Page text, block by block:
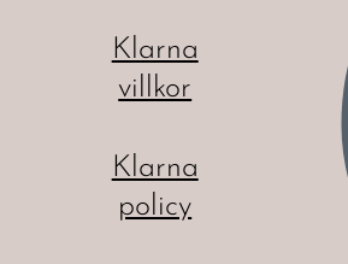
Klarna
villkor
Klarna
policy